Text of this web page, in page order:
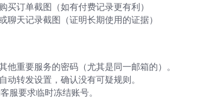
买订单截图（如有付费记录更有利）
聊天记录截图（证明长期使用的证据）
他重要服务的密码（尤其是同一邮箱的）。
动转发设置，确认没有可疑规则。
服要求临时冻结账号。